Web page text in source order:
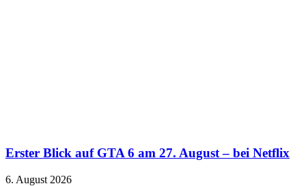
Erster Blick auf GTA 6 am 27. August – bei Netflix
6. August 2026